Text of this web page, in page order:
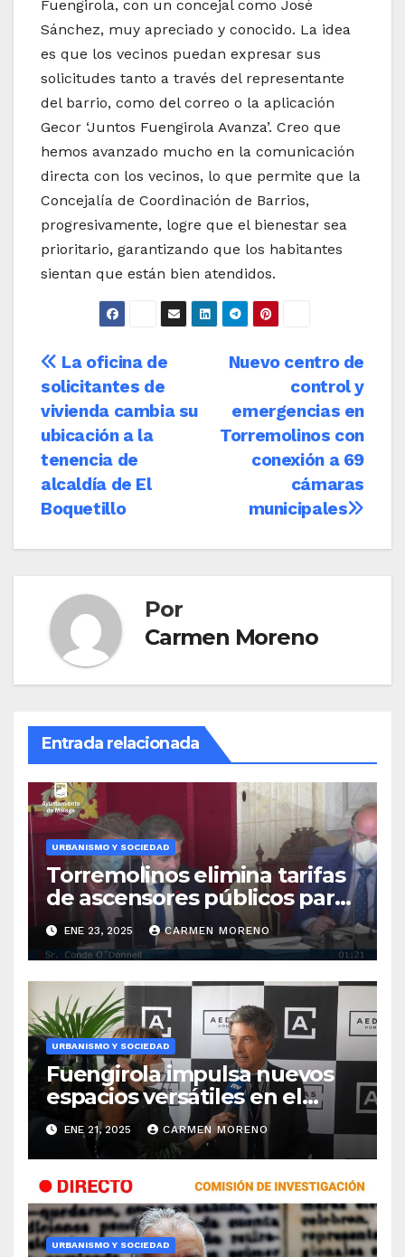
Fuengirola, con un concejal como José
Sánchez, muy apreciado y conocido. La idea
es que los vecinos puedan expresar sus
solicitudes tanto a través del representante
del barrio, como del correo o la aplicación
Gecor ‘Juntos Fuengirola Avanza’. Creo que
hemos avanzado mucho en la comunicación
directa con los vecinos, lo que permite que la
Concejalía de Coordinación de Barrios,
progresivamente, logre que el bienestar sea
prioritario, garantizando que los habitantes
sientan que están bien atendidos.
Navegación
de
entradas
Nuevo centro de
control y
emergencias en
Torremolinos con
conexión a 69
cámaras
municipales
La oficina de
solicitantes de
vivienda cambia su
ubicación a la
tenencia de
alcaldía de El
Boquetillo
Por
Carmen Moreno
Entrada relacionada
URBANISMO Y SOCIEDAD
Torremolinos elimina tarifas
de ascensores públicos para
ciertos grupos y ofrece
bonos de descuento
ENE 23, 2025 CARMEN MORENO
URBANISMO Y SOCIEDAD
Fuengirola impulsa nuevos
espacios versátiles en el
complejo Elola
ENE 21, 2025 CARMEN MORENO
URBANISMO Y SOCIEDAD